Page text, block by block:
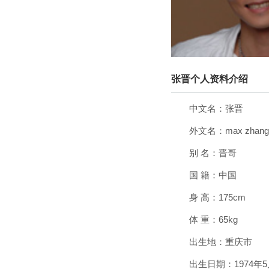
张晋个人资料介绍
中文名：张晋
外文名：max zhang
别 名：晋哥
国 籍：中国
身 高：175cm
体 重：65kg
出生地：重庆市
出生日期：1974年5